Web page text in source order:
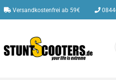
Versandkostenfrei ab 59€